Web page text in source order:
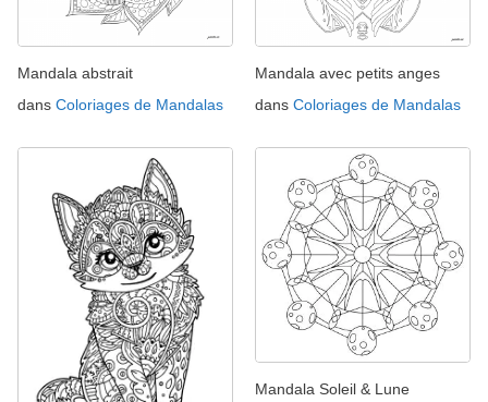
Mandala abstrait
dans Coloriages de Mandalas
Mandala avec petits anges
dans Coloriages de Mandalas
Mandala Soleil & Lune